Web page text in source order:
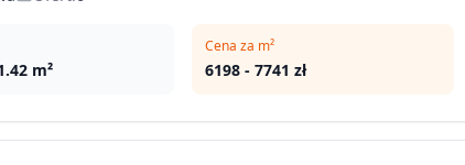
m²
Cena za m²
6198 - 7741 zł